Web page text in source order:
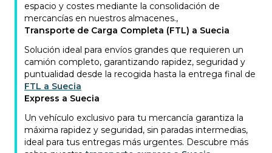
espacio y costes mediante la consolidación de
mercancías en nuestros almacenes.,
Transporte de Carga Completa (FTL) a Suecia
Solución ideal para envíos grandes que requieren un
camión completo, garantizando rapidez, seguridad y
puntualidad desde la recogida hasta la entrega final de
FTL a Suecia
Express a Suecia
Un vehículo exclusivo para tu mercancía garantiza la
máxima rapidez y seguridad, sin paradas intermedias,
ideal para tus entregas más urgentes. Descubre más